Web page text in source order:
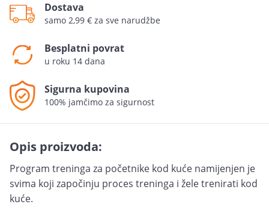
Dostava
samo 2,99 € za sve narudžbe
Besplatni povrat
u roku 14 dana
Sigurna kupovina
100% jamčimo za sigurnost
Opis proizvoda:
Program treninga za početnike kod kuće namijenjen je
svima koji započinju proces treninga i žele trenirati kod
kuće.